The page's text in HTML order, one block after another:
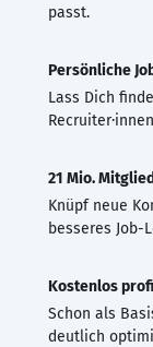
passt.
Persönliche
Lass Dich
21 Mio.
Knüpf neue
besseres Job-
Kostenlos
Schon als
deutlich